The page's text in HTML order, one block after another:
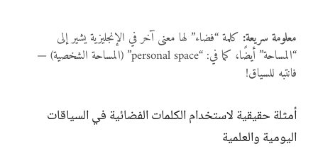
معلومة سريعة: كلمة “فضاء” لها معنى آخر في الإنجليزية يشير إلى
“المساحة” أيضًا، كما في: “personal space” (المساحة الشخصية) —
فانتبه للسياق!
أمثلة حقيقية لاستخدام الكلمات الفضائية في السياقات
اليومية والعلمية